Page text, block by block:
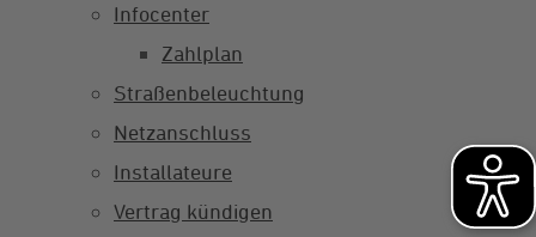
Infocenter
Zahlplan
Straßenbeleuchtung
Netzanschluss
Installateure
Vertrag kündigen